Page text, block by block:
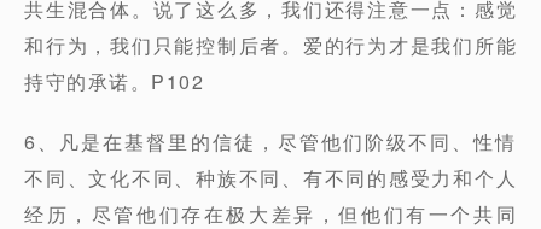
共生混合体。说了这么多，我们还得注意一点：感觉
和行为，我们只能控制后者。爱的行为才是我们所能
持守的承诺。P102
6、凡是在基督里的信徒，尽管他们阶级不同、性情
不同、文化不同、种族不同、有不同的感受力和个人
经历，尽管他们存在极大差异，但他们有一个共同